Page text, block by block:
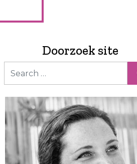
Doorzoek site